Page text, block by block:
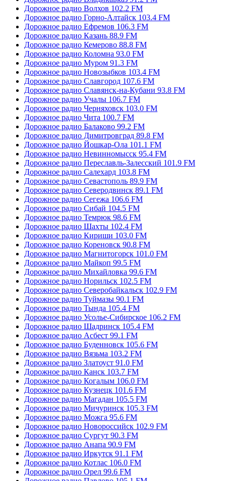
Дорожное радио Волхов 102.2 FM
Дорожное радио Горно-Алтайск 103.4 FM
Дорожное радио Ефремов 106.3 FM
Дорожное радио Казань 88.9 FM
Дорожное радио Кемерово 88.8 FM
Дорожное радио Коломна 93.0 FM
Дорожное радио Муром 91.3 FM
Дорожное радио Новозыбков 103.4 FM
Дорожное радио Славгород 107.6 FM
Дорожное радио Славянск-на-Кубани 93.8 FM
Дорожное радио Учалы 106.7 FM
Дорожное радио Черняховск 103.0 FM
Дорожное радио Чита 100.7 FM
Дорожное радио Балаково 99.2 FM
Дорожное радио Димитровград 89.8 FM
Дорожное радио Йошкар-Ола 101.1 FM
Дорожное радио Невинномысск 95.4 FM
Дорожное радио Переславль-Залесский 101.9 FM
Дорожное радио Салехард 103.8 FM
Дорожное радио Севастополь 89.9 FM
Дорожное радио Северодвинск 89.1 FM
Дорожное радио Сегежа 106.6 FM
Дорожное радио Сибай 104.5 FM
Дорожное радио Темрюк 98.6 FM
Дорожное радио Шахты 102.4 FM
Дорожное радио Кириши 103.0 FM
Дорожное радио Кореновск 90.8 FM
Дорожное радио Магнитогорск 101.0 FM
Дорожное радио Майкоп 99.5 FM
Дорожное радио Михайловка 99.6 FM
Дорожное радио Норильск 102.5 FM
Дорожное радио Северобайкальск 102.9 FM
Дорожное радио Туймазы 90.1 FM
Дорожное радио Тында 105.4 FM
Дорожное радио Усолье-Сибирское 106.2 FM
Дорожное радио Шадринск 105.4 FM
Дорожное радио Асбест 99.1 FM
Дорожное радио Буденновск 105.6 FM
Дорожное радио Вязьма 103.2 FM
Дорожное радио Златоуст 91.0 FM
Дорожное радио Канск 103.7 FM
Дорожное радио Когалым 106.0 FM
Дорожное радио Кузнецк 101.6 FM
Дорожное радио Магадан 105.5 FM
Дорожное радио Мичуринск 105.3 FM
Дорожное радио Можга 95.6 FM
Дорожное радио Новороссийск 102.9 FM
Дорожное радио Сургут 90.3 FM
Дорожное радио Анапа 90.9 FM
Дорожное радио Иркутск 91.1 FM
Дорожное радио Котлас 106.0 FM
Дорожное радио Орел 99.6 FM